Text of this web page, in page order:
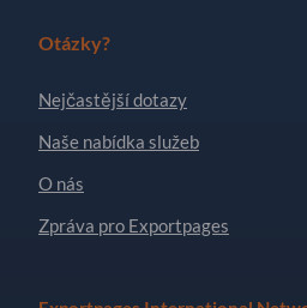
Otázky?
Nejčastější dotazy
Naše nabídka služeb
O nás
Zpráva pro Exportpages